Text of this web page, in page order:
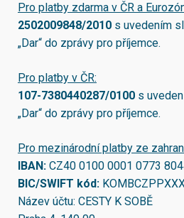
Pro platby zdarma v ČR a
2502009848/2010 s uvedením
„Dar“ do zprávy pro příjemce.
Pro platby v ČR:
107-7380440287/0100 s
„Dar“ do zprávy pro příjemce.
Pro mezinárodní platby ze
IBAN: CZ40 0100 0001 0773
BIC/SWIFT kód:
Název účtu: CESTY K SOBĚ